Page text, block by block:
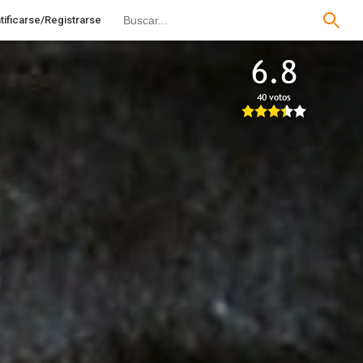
Registrarse
6.8
40 votos